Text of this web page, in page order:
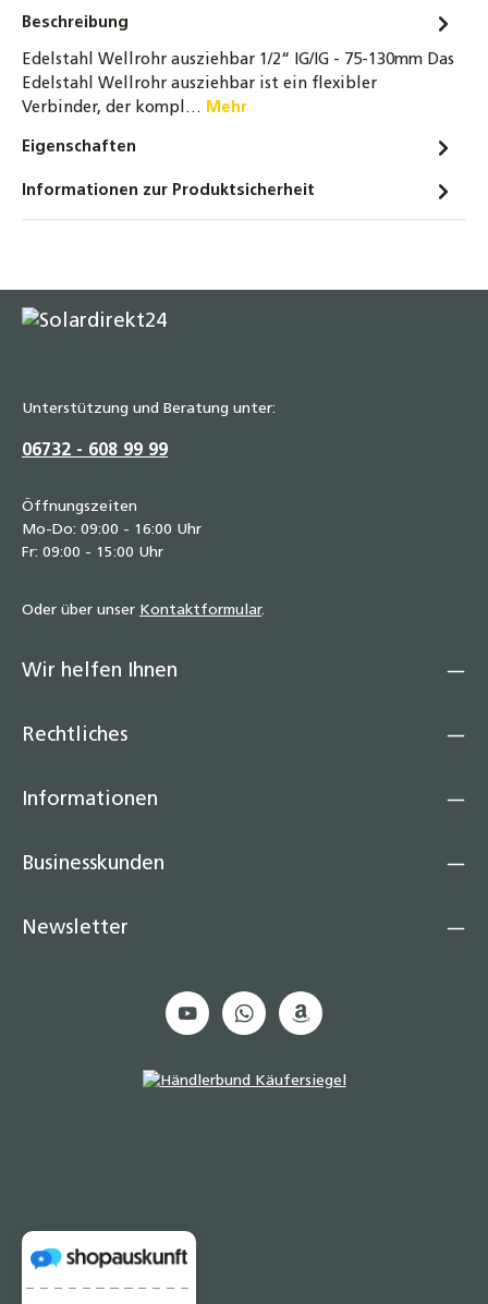
Messing Doppelnippel 1/2" bis 1 1/2" –
3,20 €
Edelstahl Doppelnippel 1/2" bis 1 1/4" –
gewindedichtend, für Heizung, Solar &
Trinkwasser
Edelstahl Überwurfmutter 1/2" bis 1 1/4" –
rostfrei, säurebeständig, für Heizung, Solar
Edelstahlwellrohr DN12–DN32 aus Edelstahl
1.4404 (V4A) – Meterware für Solarthermie,
4,75 €
3/8" bis 2 1/2" – hitzebeständig bis 250 °C,
3,75 €
Beschreibung
Edelstahl Wellrohr ausziehbar 1/2“ IG/IG - 75-130mm Das
Edelstahl Wellrohr ausziehbar ist ein flexibler
Verbinder, der kompl… Mehr
Eigenschaften
Informationen zur Produktsicherheit
Unterstützung und Beratung unter:
06732 - 608 99 99
Öffnungszeiten
Mo-Do: 09:00 - 16:00 Uhr
Fr: 09:00 - 15:00 Uhr
Oder über unser Kontaktformular.
Wir helfen Ihnen
Rechtliches
Informationen
Businesskunden
Newsletter